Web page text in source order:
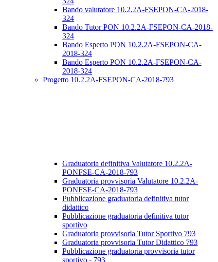
Bando valutatore 10.2.2A-FSEPON-CA-2018-
324
Bando Tutor PON 10.2.2A-FSEPON-CA-2018-
324
Bando Esperto PON 10.2.2A-FSEPON-CA-
2018-324
Bando Esperto PON 10.2.2A-FSEPON-CA-
2018-324
Progetto 10.2.2A-FSEPON-CA-2018-793
Graduatoria definitiva Valutatore 10.2.2A-
PONFSE-CA-2018-793
Graduatoria provvisoria Valutatore 10.2.2A-
PONFSE-CA-2018-793
Pubblicazione graduatoria definitiva tutor
didattico
Pubblicazione graduatoria definitiva tutor
sportivo
Graduatoria provvisoria Tutor Sportivo 793
Graduatoria provvisoria Tutor Didattico 793
Pubblicazione graduatoria provvisoria tutor
sportivo - 793